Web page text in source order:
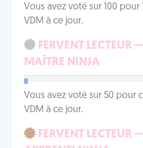
Vous avez voté sur 100
VDM à ce jour.
FERVENT LECTEUR
MAÎTRE NINJA
Vous avez voté sur 50 pour
VDM à ce jour.
FERVENT LECTEUR